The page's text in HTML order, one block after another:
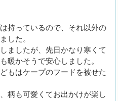
持っているので、それ以外の
した。
ましたが、先日かなり寒くて
暖かそうで安心しました。
もはケープのフードを被せた
柄も可愛くてお出かけが楽し